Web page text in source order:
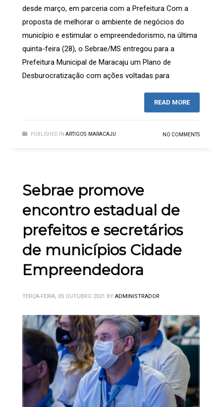
desde março, em parceria com a Prefeitura Com a
proposta de melhorar o ambiente de negócios do
município e estimular o empreendedorismo, na última
quinta-feira (28), o Sebrae/MS entregou para a
Prefeitura Municipal de Maracaju um Plano de
Desburocratização com ações voltadas para
READ MORE
PUBLISHED IN ARTIGOS MARACAJU NO COMMENTS
Sebrae promove
encontro estadual de
prefeitos e secretários
de municípios Cidade
Empreendedora
TERÇA-FEIRA, 05 OUTUBRO 2021 BY ADMINISTRADOR